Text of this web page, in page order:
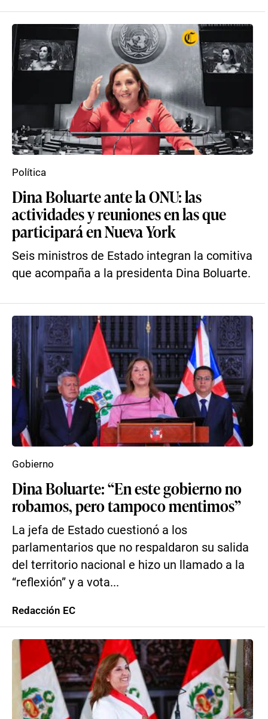
Dina Boluarte ante la ONU: las
actividades y reuniones en las que
participará en Nueva York
Seis ministros de Estado integran la comitiva
que acompaña a la presidenta Dina Boluarte.
Política
Dina Boluarte: “En este gobierno no
robamos, pero tampoco mentimos”
La jefa de Estado cuestionó a los
parlamentarios que no respaldaron su salida
del territorio nacional e hizo un llamado a la
“reflexión” y a vota...
Gobierno
Redacción EC